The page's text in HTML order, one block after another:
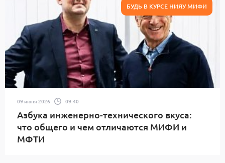
БУДЬ В КУРСЕ НИЯУ МИФИ
09 июня 2026 09:40
Азбука инженерно-технического вкуса:
что общего и чем отличаются МИФИ и
МФТИ